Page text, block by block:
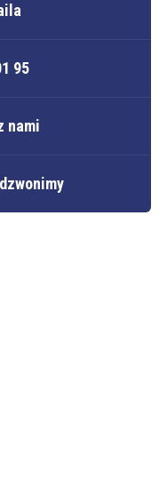
95
nami